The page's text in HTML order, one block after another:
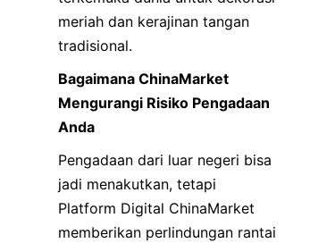
meriah dan kerajinan tangan
tradisional.
Bagaimana ChinaMarket
Mengurangi Risiko Pengadaan
Anda
Pengadaan dari luar negeri bisa
jadi menakutkan, tetapi
Platform Digital ChinaMarket
memberikan perlindungan rantai